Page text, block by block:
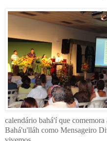
calendário bahá'í que
Bahá'u'lláh como Mensageiro